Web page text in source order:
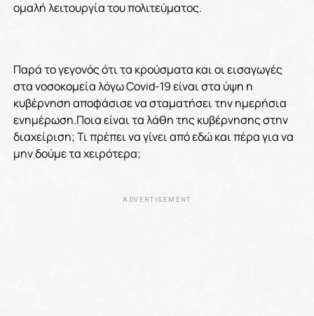
ομαλή λειτουργία του πολιτεύματος.
Παρά το γεγονός ότι τα κρούσματα και οι εισαγωγές
στα νοσοκομεία λόγω Covid-19 είναι στα ύψη η
κυβέρνηση αποφάσισε να σταματήσει την ημερήσια
ενημέρωση.Ποια είναι τα λάθη της κυβέρνησης στην
διαχείριση; Τι πρέπει να γίνει από εδώ και πέρα για να
μην δούμε τα χειρότερα;
ADVERTISEMENT